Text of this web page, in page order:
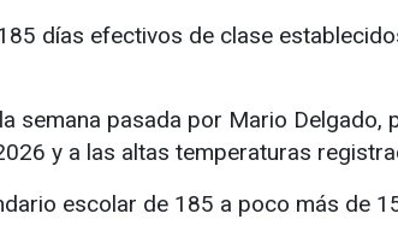
días efectivos de clase
semana pasada por Mario
y a las altas temperaturas
escolar de 185 a poco más de